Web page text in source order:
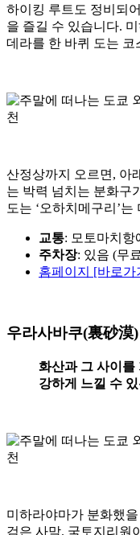
하이킹 루트도 정비되
을 즐길 수 있습니다.
데라를 한 바퀴 도는 코
산정상까지 오르면, 아
는 박력 넘치는 분화구
도는 ‘오하치메구리’
교통: 모토마치항
주차장: 있음 (무
홈페이지 [바로가
우라사바쿠(裏砂漠)
화산과 그 사이를
강하게 느낄 수
미하라야마가 분화했
검은 사막. 국토지리원